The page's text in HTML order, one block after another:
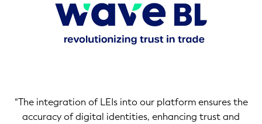
“The integration of LEIs into our platform ensures the
accuracy of digital identities, enhancing trust and